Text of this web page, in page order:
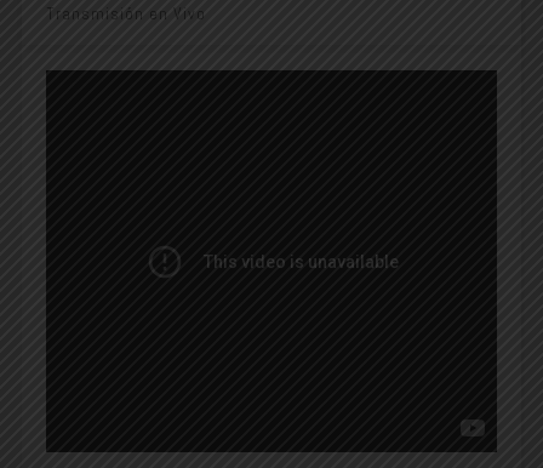
Transmisión en Vivo